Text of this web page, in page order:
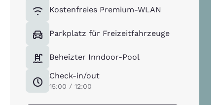
Kostenfreies Premium-WLAN
Parkplatz für Freizeitfahrzeuge
Beheizter Inndoor-Pool
Check-in/out
15:00 / 12:00